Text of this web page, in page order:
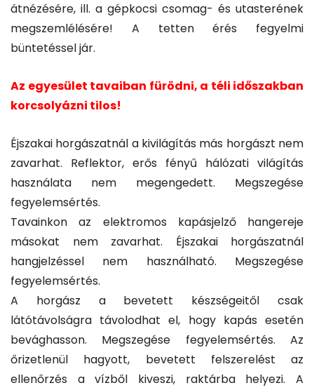
átnézésére, ill. a gépkocsi csomag- és utasterének
megszemlélésére! A tetten érés fegyelmi
büntetéssel jár.
Az egyesület tavaiban fürödni, a téli időszakban
korcsolyázni tilos!
Éjszakai horgászatnál a kivilágítás más horgászt nem
zavarhat. Reflektor, erős fényű hálózati világítás
használata nem megengedett. Megszegése
fegyelemsértés.
Tavainkon az elektromos kapásjelző hangereje
másokat nem zavarhat. Éjszakai horgászatnál
hangjelzéssel nem használható. Megszegése
fegyelemsértés.
A horgász a bevetett készségeitől csak
látótávolságra távolodhat el, hogy kapás esetén
bevághasson. Megszegése fegyelemsértés. Az
őrizetlenül hagyott, bevetett felszerelést az
ellenőrzés a vízből kiveszi, raktárba helyezi. A